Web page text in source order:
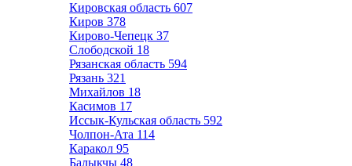
Кировская область 607
Киров 378
Кирово-Чепецк 37
Слободской 18
Рязанская область 594
Рязань 321
Михайлов 18
Касимов 17
Иссык-Кульская область 592
Чолпон-Ата 114
Каракол 95
Балыкчы 48